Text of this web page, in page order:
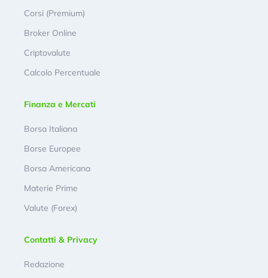
Corsi (Premium)
Broker Online
Criptovalute
Calcolo Percentuale
Finanza e Mercati
Borsa Italiana
Borse Europee
Borsa Americana
Materie Prime
Valute (Forex)
Contatti & Privacy
Redazione